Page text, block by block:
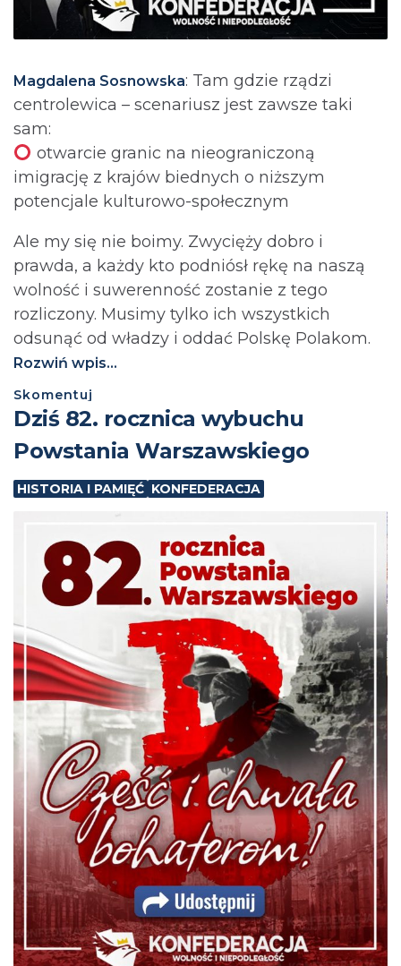
Magdalena Sosnowska: Tam gdzie rządzi
centrolewica – scenariusz jest zawsze taki
sam:
otwarcie granic na nieograniczoną
imigrację z krajów biednych o niższym
potencjale kulturowo-społecznym
Ale my się nie boimy. Zwycięży dobro i
prawda, a każdy kto podniósł rękę na naszą
wolność i suwerenność zostanie z tego
rozliczony. Musimy tylko ich wszystkich
odsunąć od władzy i oddać Polskę Polakom.
Rozwiń wpis...
Skomentuj
Dziś 82. rocznica wybuchu
Powstania Warszawskiego
HISTORIA I PAMIĘĆ KONFEDERACJA